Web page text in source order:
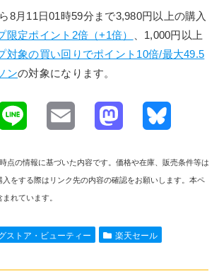
8月11日01時59分まで3,980円以上の購入
限定ポイント2倍（+1倍）
、1,000円以上
対象の買い回りでポイント10倍/最大49.5
ンの対象になります。
e
l o
点の情報に基づいた内容です。価格や在庫、販売条件等は
をする際はリンク先の内容の確認をお願いします。本ペ
れています。
ストア・ビューティー 楽天セール